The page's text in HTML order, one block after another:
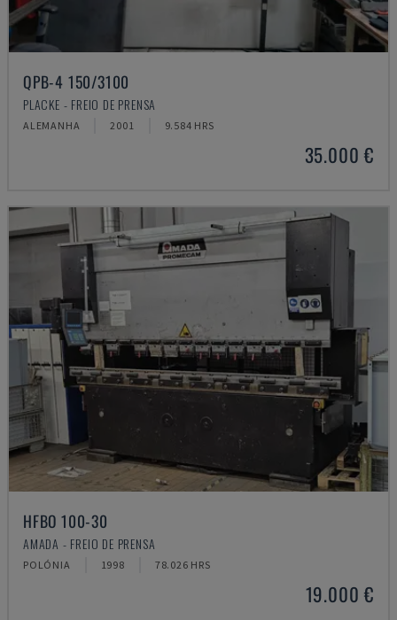
QPB-4 150/3100
PLACKE - FREIO DE PRENSA
ALEMANHA 2001 9.584 HRS
35.000 €
HFBO 100-30
AMADA - FREIO DE PRENSA
POLÓNIA 1998 78.026 HRS
19.000 €